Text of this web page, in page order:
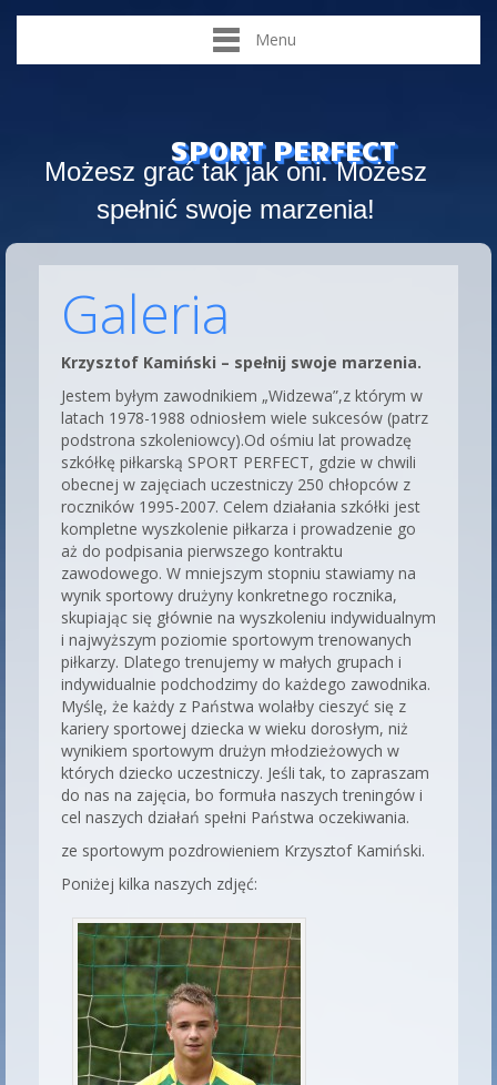
Menu
SPORT PERFECT
Możesz grać tak jak oni. Możesz
spełnić swoje marzenia!
Galeria
Krzysztof Kamiński – spełnij swoje marzenia.
Jestem byłym zawodnikiem „Widzewa”,z którym w
latach 1978-1988 odniosłem wiele sukcesów (patrz
podstrona szkoleniowcy).Od ośmiu lat prowadzę
szkółkę piłkarską SPORT PERFECT, gdzie w chwili
obecnej w zajęciach uczestniczy 250 chłopców z
roczników 1995-2007. Celem działania szkółki jest
kompletne wyszkolenie piłkarza i prowadzenie go
aż do podpisania pierwszego kontraktu
zawodowego. W mniejszym stopniu stawiamy na
wynik sportowy drużyny konkretnego rocznika,
skupiając się głównie na wyszkoleniu indywidualnym
i najwyższym poziomie sportowym trenowanych
piłkarzy. Dlatego trenujemy w małych grupach i
indywidualnie podchodzimy do każdego zawodnika.
Myślę, że każdy z Państwa wolałby cieszyć się z
kariery sportowej dziecka w wieku dorosłym, niż
wynikiem sportowym drużyn młodzieżowych w
których dziecko uczestniczy. Jeśli tak, to zapraszam
do nas na zajęcia, bo formuła naszych treningów i
cel naszych działań spełni Państwa oczekiwania.
ze sportowym pozdrowieniem Krzysztof Kamiński.
Poniżej kilka naszych zdjęć: